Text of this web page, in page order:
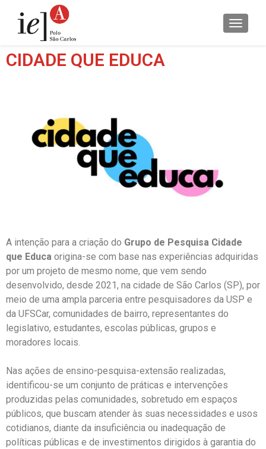
CIDADE QUE EDUCA
A intenção para a criação do Grupo de Pesquisa Cidade
que Educa origina-se com base nas experiências adquiridas
por um projeto de mesmo nome, que vem sendo
desenvolvido, desde 2021, na cidade de São Carlos (SP), por
meio de uma ampla parceria entre pesquisadores da USP e
da UFSCar, comunidades de bairro, representantes do
legislativo, estudantes, escolas públicas, grupos e
moradores locais.
Nas ações de ensino-pesquisa-extensão realizadas,
identificou-se um conjunto de práticas e intervenções
produzidas pelas comunidades, sobretudo em espaços
públicos, que buscam atender às suas necessidades e usos
cotidianos, diante da insuficiência ou inadequação de
políticas públicas e de investimentos dirigidos à garantia do